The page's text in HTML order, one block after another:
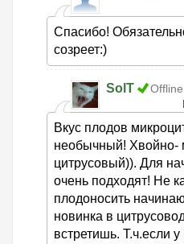
Спасибо!
созреет:)
SolT
Offline
Вкус плодов
необычный! Хвойно-
цитрусовый)). Для
очень подходят! Не
плодоносить
новинка в
встретишь. Т.ч.если